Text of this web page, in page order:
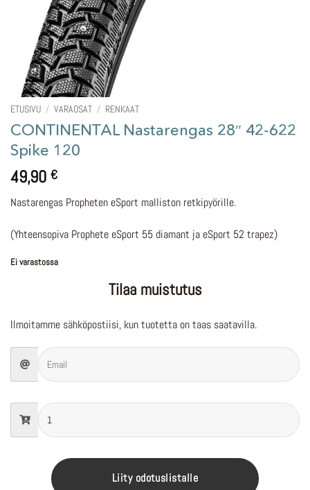
ETUSIVU / VARAOSAT / RENKAAT
CONTINENTAL Nastarengas 28″ 42-622
Spike 120
49,90 €
Nastarengas Propheten eSport malliston retkipyörille.
(Yhteensopiva Prophete eSport 55 diamant ja eSport 52 trapez)
Ei varastossa
Tilaa muistutus
Ilmoitamme sähköpostiisi, kun tuotetta on taas saatavilla.
Liity odotuslistalle